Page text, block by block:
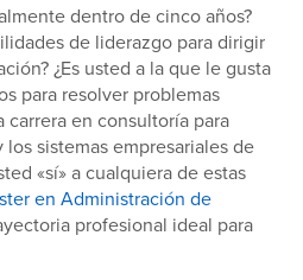
dentro de cinco años?
de liderazgo para dirigir
¿Es usted a la que le gusta
para resolver problemas
carrera en consultoría para
sistemas empresariales de
«sí» a cualquiera de estas
en Administración de
profesional ideal para